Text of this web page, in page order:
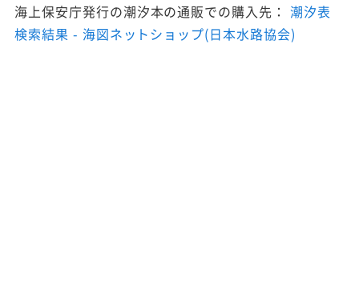
海上保安庁発行の潮汐本の通販での購入先：潮汐表
検索結果 - 海図ネットショップ(日本水路協会)